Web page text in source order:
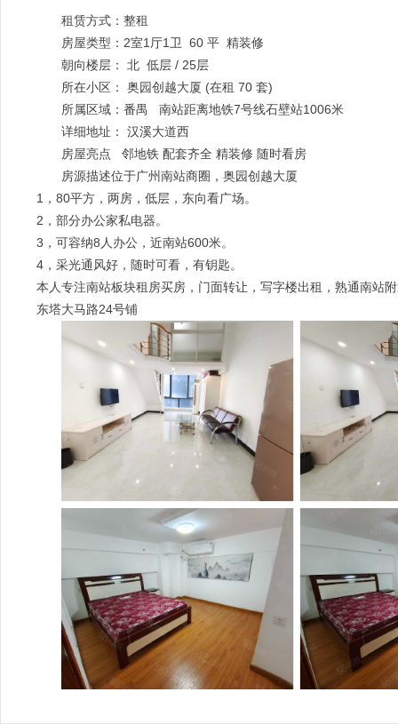
租赁方式：整租
房屋类型：2室1厅1卫 60 平 精装修
朝向楼层： 北 低层 / 25层
所在小区： 奥园创越大厦 (在租 70 套)
所属区域：番禺 南站距离地铁7号线石壁站1006米
详细地址： 汉溪大道西
房屋亮点 邻地铁 配套齐全 精装修 随时看房
房源描述位于广州南站商圈，奥园创越大厦
1，80平方，两房，低层，东向看广场。
2，部分办公家私电器。
3，可容纳8人办公，近南站600米。
4，采光通风好，随时可看，有钥匙。
本人专注南站板块租房买房，门面转让，写字楼出租，熟通南站
东塔大马路24号铺